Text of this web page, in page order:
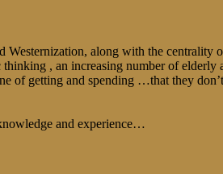
Westernization, along with the
, an increasing number of elderly
of getting and spending …that they
and experience…